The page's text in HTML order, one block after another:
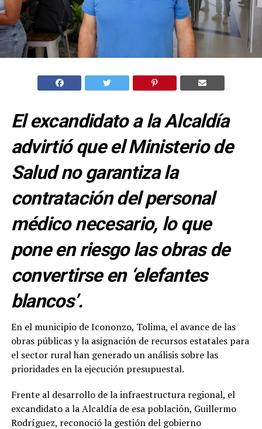
El excandidato a la Alcaldía
advirtió que el Ministerio de
Salud no garantiza la
contratación del personal
médico necesario, lo que
pone en riesgo las obras de
convertirse en ‘elefantes
blancos’.
En el municipio de Icononzo, Tolima, el avance de las
obras públicas y la asignación de recursos estatales para
el sector rural han generado un análisis sobre las
prioridades en la ejecución presupuestal.
Frente al desarrollo de la infraestructura regional, el
excandidato a la Alcaldía de esa población, Guillermo
Rodríguez, reconoció la gestión del gobierno